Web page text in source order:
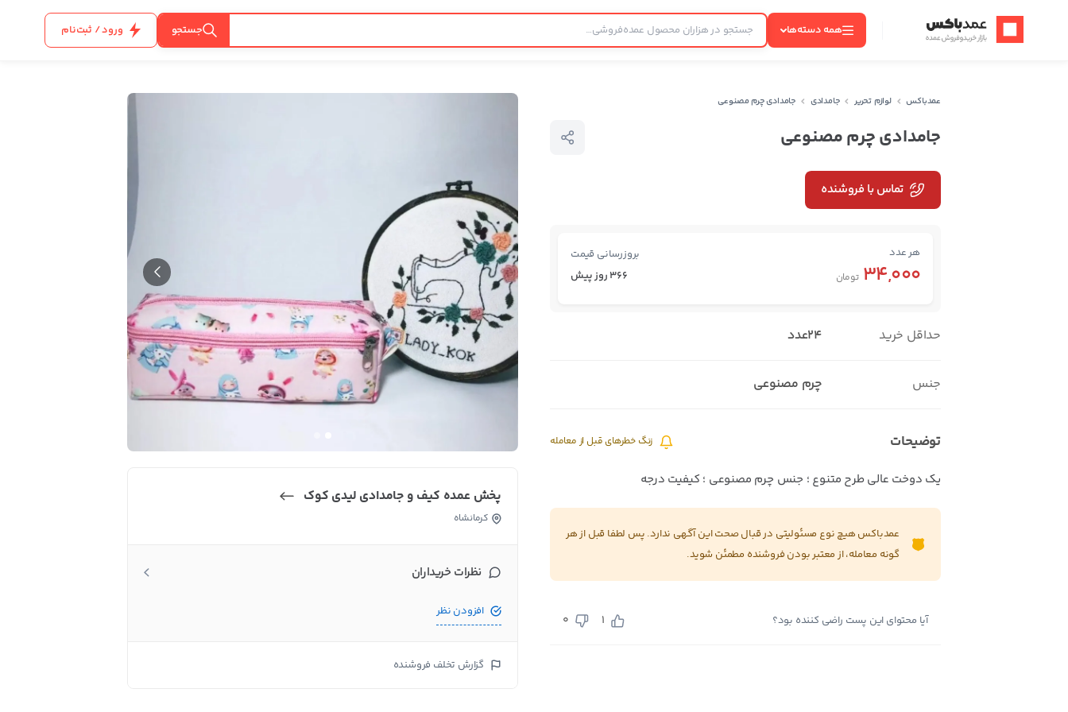
عمدباکس — بازگشت به صفحه اصلی همه دسته‌ها جستجو ورود / ثبت‌نام
عمدباکس لوازم تحریر جامدادی جامدادی چرم مصنوعی
جامدادی چرم مصنوعی
تماس با فروشنده
هر عدد بروزرسانی قیمت
34,000 تومان 366 روز پیش
حداقل خرید 24عدد
جنس چرم مصنوعی
توضیحات زنگ خطرهای قبل از معامله
یک دوخت عالی طرح متنوع ؛ جنس چرم مصنوعی ؛ کیفیت درجه
عمدباکس هیچ نوع مسئولیتی در قبال صحت این آگهی ندارد. پس لطفا قبل از هر
گونه معامله، از معتبر بودن فروشنده مطمئن شوید.
آیا محتوای این پست راضی کننده بود؟ 1
0
پخش عمده کیف و جامدادی لیدی کوک
کرمانشاه
نظرات خریداران
افزودن نظر
گزارش تخلف فروشنده